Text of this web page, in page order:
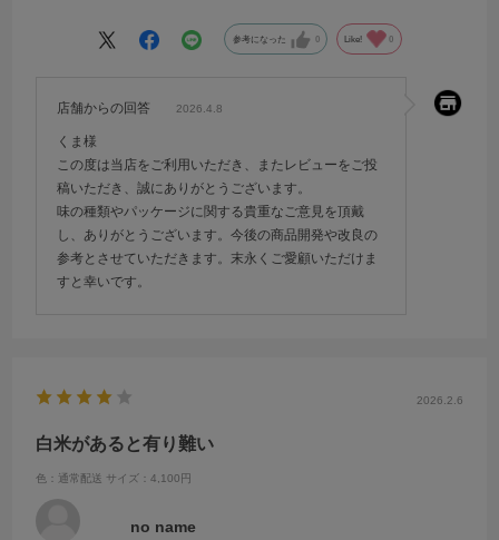
参考になった 0 Like! 0
店舗からの回答 2026.4.8
くま様
この度は当店をご利用いただき、またレビューをご投
稿いただき、誠にありがとうございます。
味の種類やパッケージに関する貴重なご意見を頂戴
し、ありがとうございます。今後の商品開発や改良の
参考とさせていただきます。末永くご愛顧いただけま
すと幸いです。
2026.2.6
白米があると有り難い
色：通常配送 サイズ：4,100円
no name